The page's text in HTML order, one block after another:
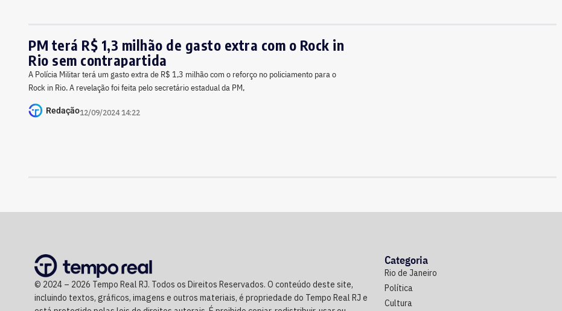
PM terá R$ 1,3 milhão de gasto extra com o Rock in
Rio sem contrapartida
A Polícia Militar terá um gasto extra de R$ 1,3 milhão com o reforço no policiamento para o
Rock in Rio. A revelação foi feita pelo secretário estadual da PM,
Redação12/09/2024 14:22
© 2024 – 2026 Tempo Real RJ. Todos os Direitos Reservados. O conteúdo deste site,
incluindo textos, gráficos, imagens e outros materiais, é propriedade do Tempo Real RJ e
Categoria
Rio de Janeiro
Política
Cultura